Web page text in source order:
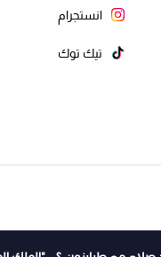
انستجرام
تيك توك